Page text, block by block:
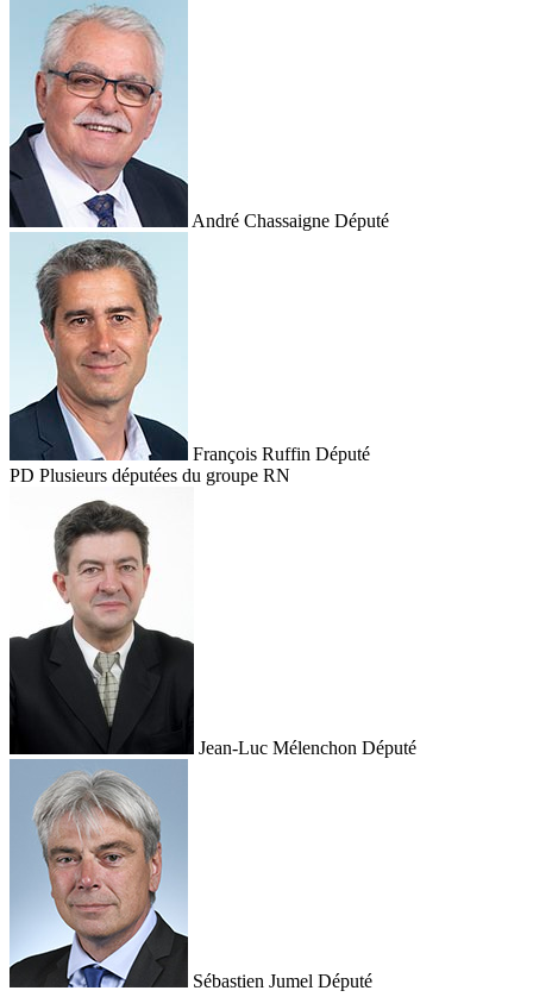
André Chassaigne Député
François Ruffin Député
PD Plusieurs députées du groupe RN
Jean-Luc Mélenchon Député
Sébastien Jumel Député